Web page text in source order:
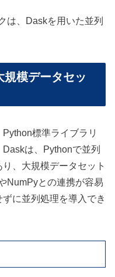
は、Daskを用いた並列
模データセッ
標準ライブラリ
は、Pythonで並列
、大規模データセット
NumPyとの連携が容易
に並列処理を導入でき